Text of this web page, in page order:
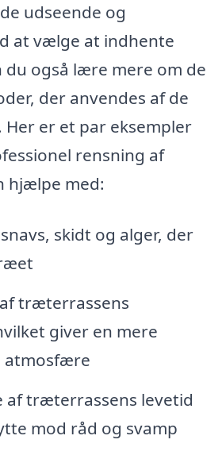
udseende og
at vælge at indhente
også lære mere om de
der anvendes af de
er et par eksempler
rensning af
hjælpe med:
skidt og alger, der
træterrassens
giver en mere
atmosfære
af træterrassens levetid
mod råd og svamp